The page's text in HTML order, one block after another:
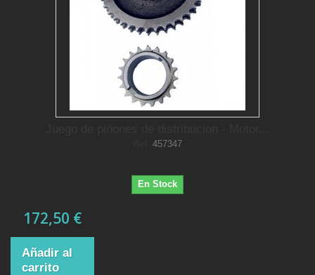
457347
En Stock
172,50 €
Añadir al
carrito